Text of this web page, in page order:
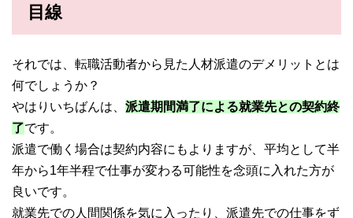
目線
それでは、転職活動者から見た人材派遣のデメリットとは
何でしょうか？
やはりいちばんは、 派遣期間満了による就業先との契約終
了です。
派遣で働く場合は契約内容にもよりますが、平均として半
年から1年半程で仕事が変わる可能性を念頭に入れた方が
良いです。
就業先での人間関係を気に入ったり、派遣先での仕事をず